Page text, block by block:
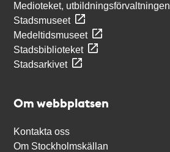
Medioteket, utbildningsförvaltningen
Stadsmuseet
Medeltidsmuseet
Stadsbiblioteket
Stadsarkivet
Om webbplatsen
Kontakta oss
Om Stockholmskällan